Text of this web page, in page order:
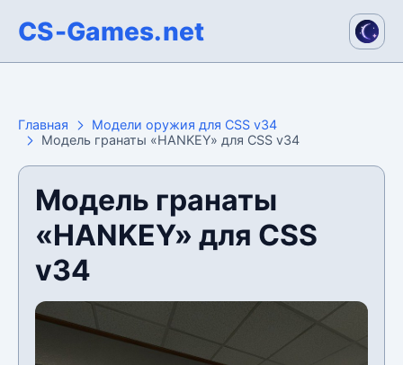
CS-Games.net
Главная
Модели оружия для CSS v34
Модель гранаты «HANKEY» для CSS v34
Модель гранаты
«HANKEY» для CSS
v34